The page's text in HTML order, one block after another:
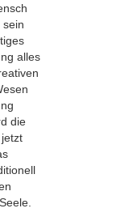
sein
alles
die